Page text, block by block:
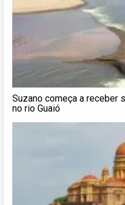
Suzano começa a receber
no rio Guaió